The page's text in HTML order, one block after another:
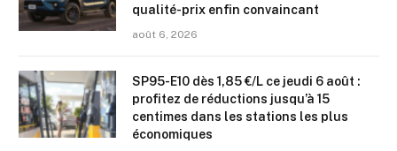
qualité-prix enfin convaincant
août 6, 2026
SP95-E10 dès 1,85 €/L ce jeudi 6 août :
profitez de réductions jusqu’à 15
centimes dans les stations les plus
économiques